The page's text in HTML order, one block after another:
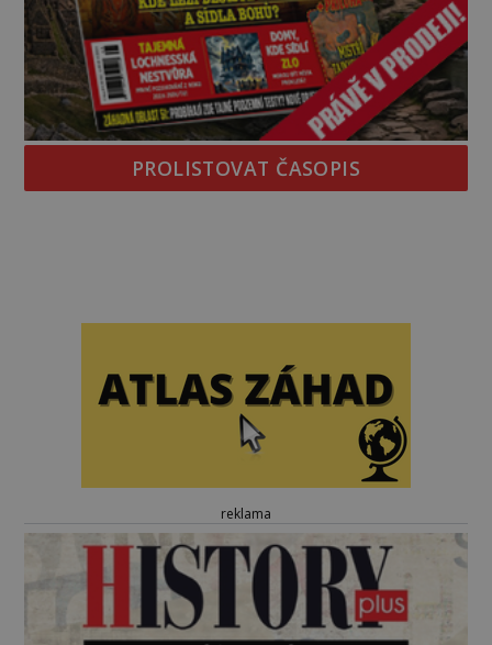
PROLISTOVAT ČASOPIS
reklama